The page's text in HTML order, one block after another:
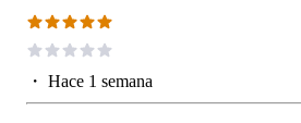
・ Hace 1 semana